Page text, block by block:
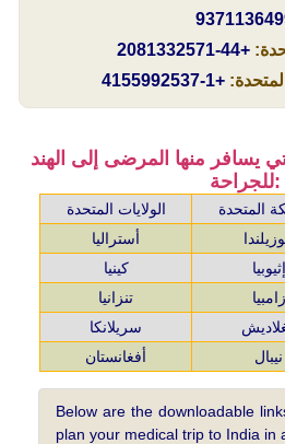
+44-2081332571
+1-4155992537
يسافر منها المرضى إلى الهند
للجراحة:
الولايات المتحدة المتحدة
أستراليا
كينيا
إثيوبيا
تنزانيا
زامبيا
سريلانكا
أفغانستان
نيبال
Below are the downloadable
plan your medical trip to India in